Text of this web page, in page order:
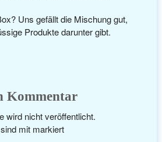
Uns gefällt die Mischung gut,
Produkte darunter gibt.
Kommentar
wird nicht veröffentlicht.
mit markiert